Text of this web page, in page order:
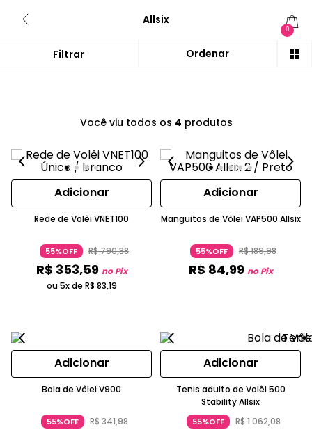
Allsix
0
Você viu todos os 4 produtos
Adicionar
Rede de Volêi VNET100
55%OFF R$790,38
R$ 353,59 no Pix
ou 5x de R$ 83,19
Adicionar
Manguitos de Vôlei VAP500 Allsix
55%OFF R$189,98
R$ 84,99 no Pix
Adicionar
Bola de Vôlei V900
55%OFF R$341,98
Adicionar
Tenis adulto de Volêi 500
Stability Allsix
55%OFF R$1.062,08